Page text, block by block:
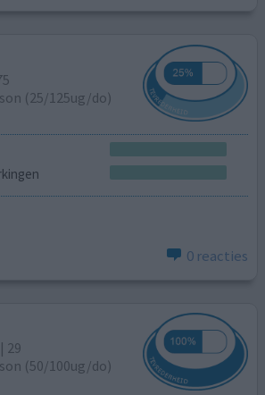
(25/125ug/do)
0 reacties
29
(50/100ug/do)